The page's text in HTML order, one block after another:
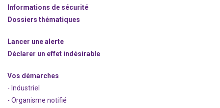
Informations de sécurité
Dossiers thématiques
Lancer une alerte
Déclarer un effet indésirable
Vos démarches
- Industriel
- Organisme notifié